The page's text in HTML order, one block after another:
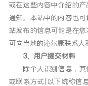
或在这些内容中介绍的
通知。本站中的内容也
站发布的信息可能是在
可向当地的沁尔康联系人
3、用户提交材料
除个人识别信息，其
或联系方式(以下统称信